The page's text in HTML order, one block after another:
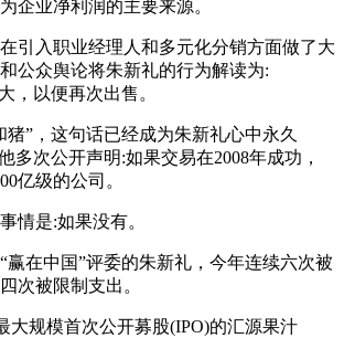
企业净利润的主要来源。
引入职业经理人和多元化分销方面做了大
公众舆论将朱新礼的行为解读为:
，以便再次出售。
猪”，这句话已经成为朱新礼心中永久
多次公开声明:如果交易在2008年成功，
亿级的公司。
情是:如果没有。
赢在中国”评委的朱新礼，今年连续六次被
次被限制支出。
大规模首次公开募股(IPO)的汇源果汁